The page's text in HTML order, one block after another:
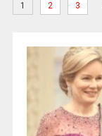
1 2 3